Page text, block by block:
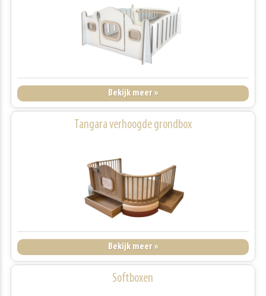
Bekijk meer »
Tangara verhoogde grondbox
Bekijk meer »
Softboxen